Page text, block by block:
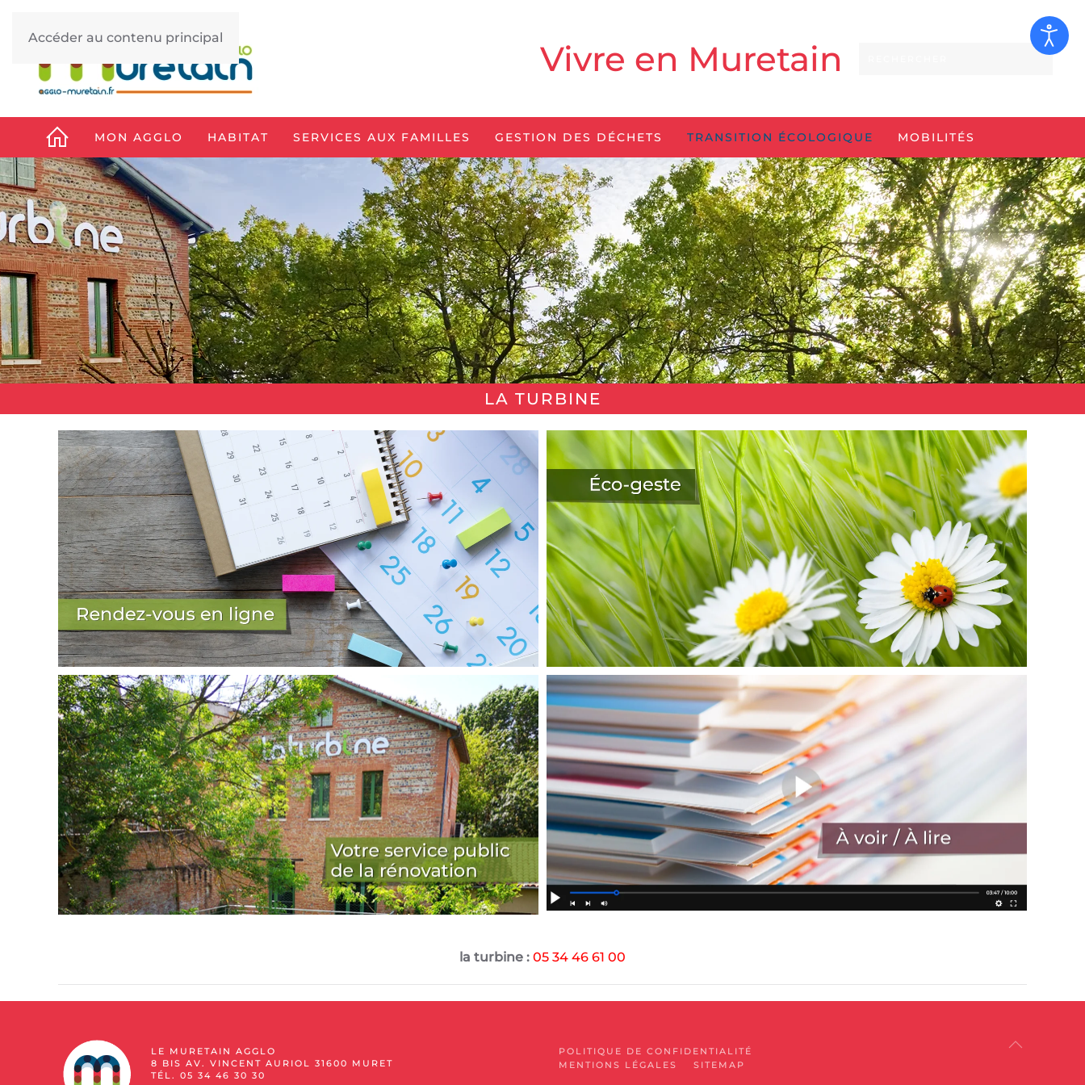
Accéder au contenu principal Vivre en Muretain
MON AGGLO HABITAT SERVICES AUX FAMILLES GESTION DES DÉCHETS TRANSITION ÉCOLOGIQUE MOBILITÉS
LA TURBINE
la turbine : 05 34 46 61 00
LE MURETAIN AGGLO
8 BIS AV. VINCENT AURIOL 31600 MURET
TÉL. 05 34 46 30 30
POLITIQUE DE CONFIDENTIALITÉ
MENTIONS LÉGALES
SITEMAP